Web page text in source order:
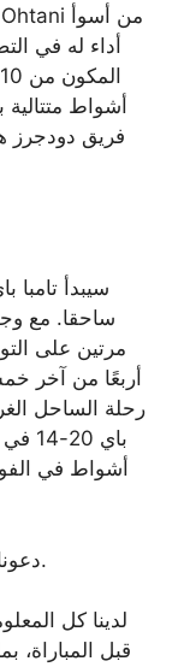
أداء له في
أشواط
سيبدأ تامبا
ساحقا. مع
رحلة الساحل
دعونا نتعمق في المباراة ونجد عرقًا أو اثنين.
لدينا كل
قبل